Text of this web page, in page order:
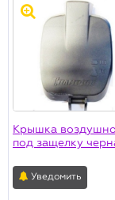
Крышка
под защелку
Уведомить